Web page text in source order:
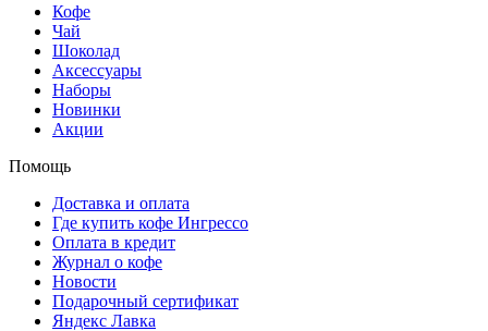
Кофе
Чай
Шоколад
Аксессуары
Наборы
Новинки
Акции
Помощь
Доставка и оплата
Где купить кофе Ингрессо
Оплата в кредит
Журнал о кофе
Новости
Подарочный сертификат
Яндекс Лавка